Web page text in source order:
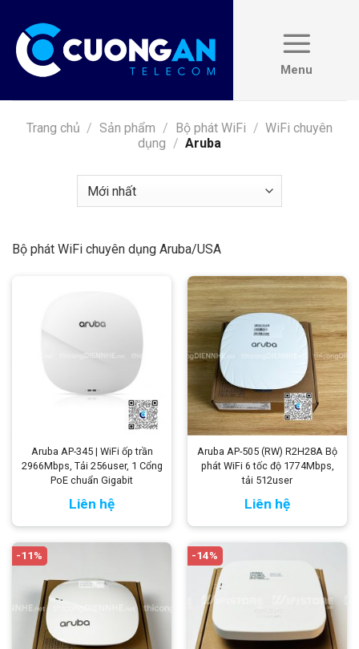
content
Trang chủ / Sản phẩm / Bộ phát WiFi / WiFi chuyên
dụng / Aruba
Bộ phát WiFi chuyên dụng Aruba/USA
Aruba AP-345 | WiFi ốp trần
2966Mbps, Tải 256user, 1 Cổng
PoE chuẩn Gigabit
Liên hệ
Aruba AP-505 (RW) R2H28A Bộ
phát WiFi 6 tốc độ 1774Mbps,
tải 512user
Liên hệ
-11% -14%